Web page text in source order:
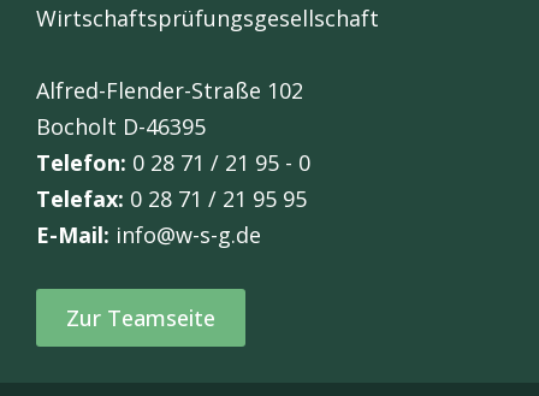
Wirtschaftsprüfungsgesellschaft
Alfred-Flender-Straße 102
Bocholt D-46395
Telefon: 0 28 71 / 21 95 - 0
Telefax: 0 28 71 / 21 95 95
E-Mail: info@w-s-g.de
Zur Teamseite